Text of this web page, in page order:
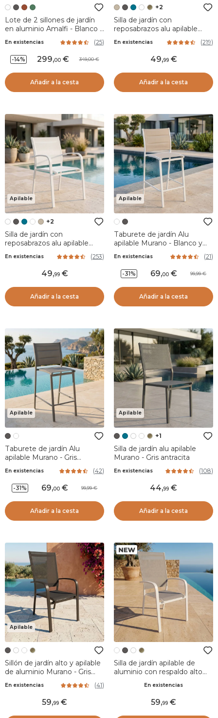
Lote de 2 sillones de jardín
en aluminio Amalfi - Blanco y
En existencias (25)
-14% 299,00 349,00
Añadir a la cesta
+2
Silla de jardín con
reposabrazos alu apilable
En existencias (219)
49,99
Añadir a la cesta
Apilable
+2
Silla de jardín con
reposabrazos alu apilable
En existencias (253)
49,99
Añadir a la cesta
Apilable
Taburete de jardín Alu
apilable Murano - Blanco y
En existencias (21)
-31% 69,00 99,99
Añadir a la cesta
Apilable
Taburete de jardín Alu
apilable Murano - Gris
En existencias (42)
-31% 69,00 99,99
Añadir a la cesta
Apilable
+1
Silla de jardín alu apilable
Murano - Gris antracita
En existencias (108)
44,99
Añadir a la cesta
Apilable
Sillón de jardín alto y apilable
de aluminio Murano - Gris
En existencias (41)
59,99
Silla de jardín apilable de
aluminio con respaldo alto
En existencias
59,99